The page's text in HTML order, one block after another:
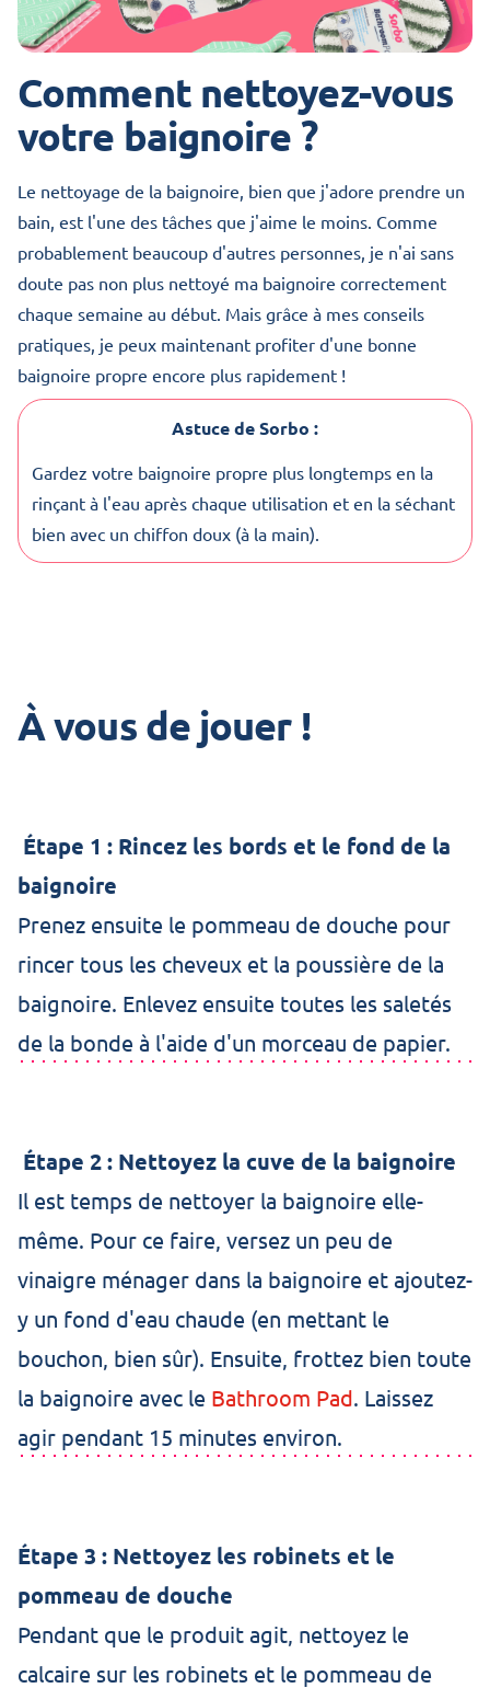
Comment nettoyez-vous
votre baignoire ?
Le nettoyage de la baignoire, bien que j'adore prendre un
bain, est l'une des tâches que j'aime le moins. Comme
probablement beaucoup d'autres personnes, je n'ai sans
doute pas non plus nettoyé ma baignoire correctement
chaque semaine au début. Mais grâce à mes conseils
pratiques, je peux maintenant profiter d'une bonne
baignoire propre encore plus rapidement !
Astuce de Sorbo :
Gardez votre baignoire propre plus longtemps en la
rinçant à l'eau après chaque utilisation et en la séchant
bien avec un chiffon doux (à la main).
À vous de jouer !
Étape 1 : Rincez les bords et le fond de la
baignoire
Prenez ensuite le pommeau de douche pour
rincer tous les cheveux et la poussière de la
baignoire. Enlevez ensuite toutes les saletés
de la bonde à l'aide d'un morceau de papier.
Étape 2 : Nettoyez la cuve de la baignoire
Il est temps de nettoyer la baignoire elle-
même. Pour ce faire, versez un peu de
vinaigre ménager dans la baignoire et ajoutez-
y un fond d'eau chaude (en mettant le
bouchon, bien sûr). Ensuite, frottez bien toute
la baignoire avec le Bathroom Pad. Laissez
agir pendant 15 minutes environ.
Étape 3 : Nettoyez les robinets et le
pommeau de douche
Pendant que le produit agit, nettoyez le
calcaire sur les robinets et le pommeau de